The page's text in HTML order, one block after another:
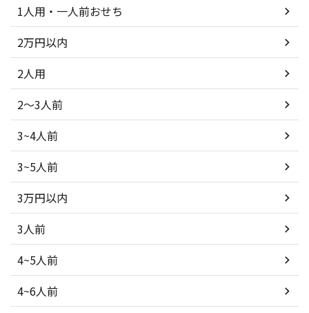
1人用・一人前おせち
2万円以内
2人用
2～3人前
3~4人前
3~5人前
3万円以内
3人前
4~5人前
4~6人前